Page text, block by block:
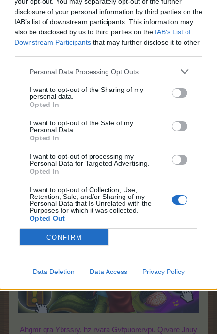
disclosure of your personal information by third parties on the
IAB’s list of downstream participants. This information may
also be disclosed by us to third parties on the IAB’s List of
Downstream Participants that may further disclose it to other
Personal Data Processing Opt Outs
I want to opt-out of the Sharing of my
personal data.
Opted In
I want to opt-out of the Sale of my
Personal Data.
Opted In
I want to opt-out of processing my
Personal Data for Targeted Advertising.
Opted In
I want to opt-out of Collection, Use,
Retention, Sale, and/or Sharing of my
Personal Data that Is Unrelated with the
Purposes for which it was collected.
Opted Out
CONFIRM
Data Deletion Data Access Privacy Policy
Unaqhzqerura qra Gvfpu mh qrpxra haq gbyyr
Orybuahatra mh trjvaara!
11 45 21 22 15 35 11 43 43 44 55 45 32 15 51 15 33 44
43 44 11 42 44 15 42 23 11 15 31 44 43 44 14 45 15 24
33 15 33 15 43 43 31 34 15 21 21 15 31 45 33 14 31 15
15 42 15 21 31 11 43 13 23 15 33 15 51 15 33 44 35 21
31 11 33 55 15 33 32 45 15 43 43 15 33 24 33 14 15 42
32 45 15 23 31 15 23 15 42 22 15 43 44 15 31 31 44 52
Da war wohl jemand fleissig einkaufen.
Ahgmr qra Ybrssry, hz rvara Gvfpuorervpu Qrvare Jnuy